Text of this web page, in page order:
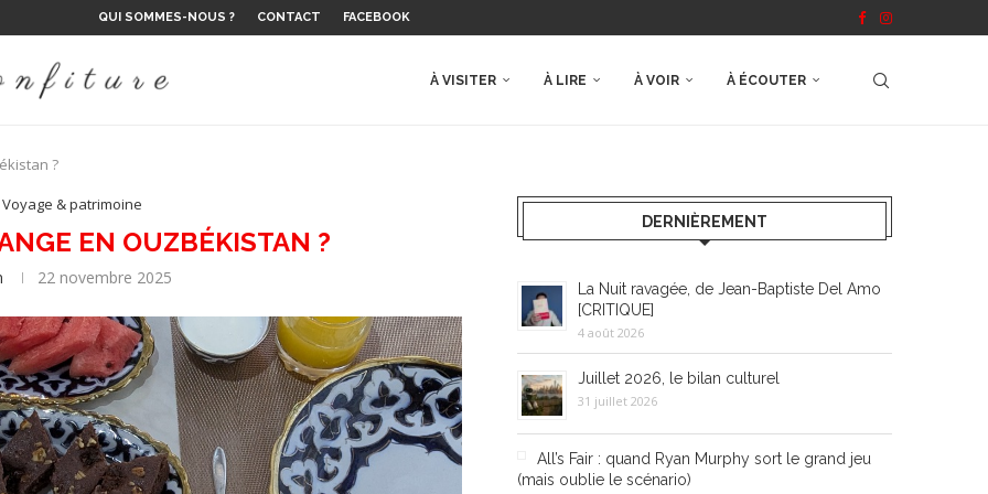
LE... QUI SOMMES-NOUS ? CONTACT FACEBOOK
À VISITER À LIRE À VOIR À ÉCOUTER
?
Voyage & patrimoine
EN OUZBÉKISTAN ?
22 novembre 2025
DERNIÈREMENT
La Nuit ravagée, de Jean-Baptiste Del Amo
[CRITIQUE]
4 août 2026
Juillet 2026, le bilan culturel
31 juillet 2026
All’s Fair : quand Ryan Murphy sort le grand jeu
(mais oublie le scénario)